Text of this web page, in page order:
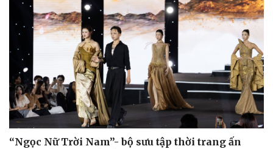
“Ngọc Nữ Trời Nam”- bộ sưu tập thời trang ấn